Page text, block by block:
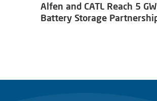
Alfen and CATL Reach 5
Battery Storage